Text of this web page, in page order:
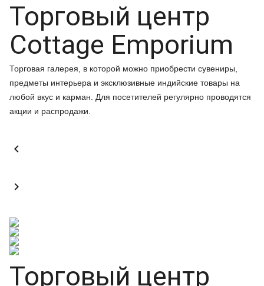
Торговый центр
Cottage Emporium
Торговая галерея, в которой можно приобрести сувениры,
предметы интерьера и эксклюзивные индийские товары на
любой вкус и карман. Для посетителей регулярно проводятся
акции и распродажи.


Торговый центр